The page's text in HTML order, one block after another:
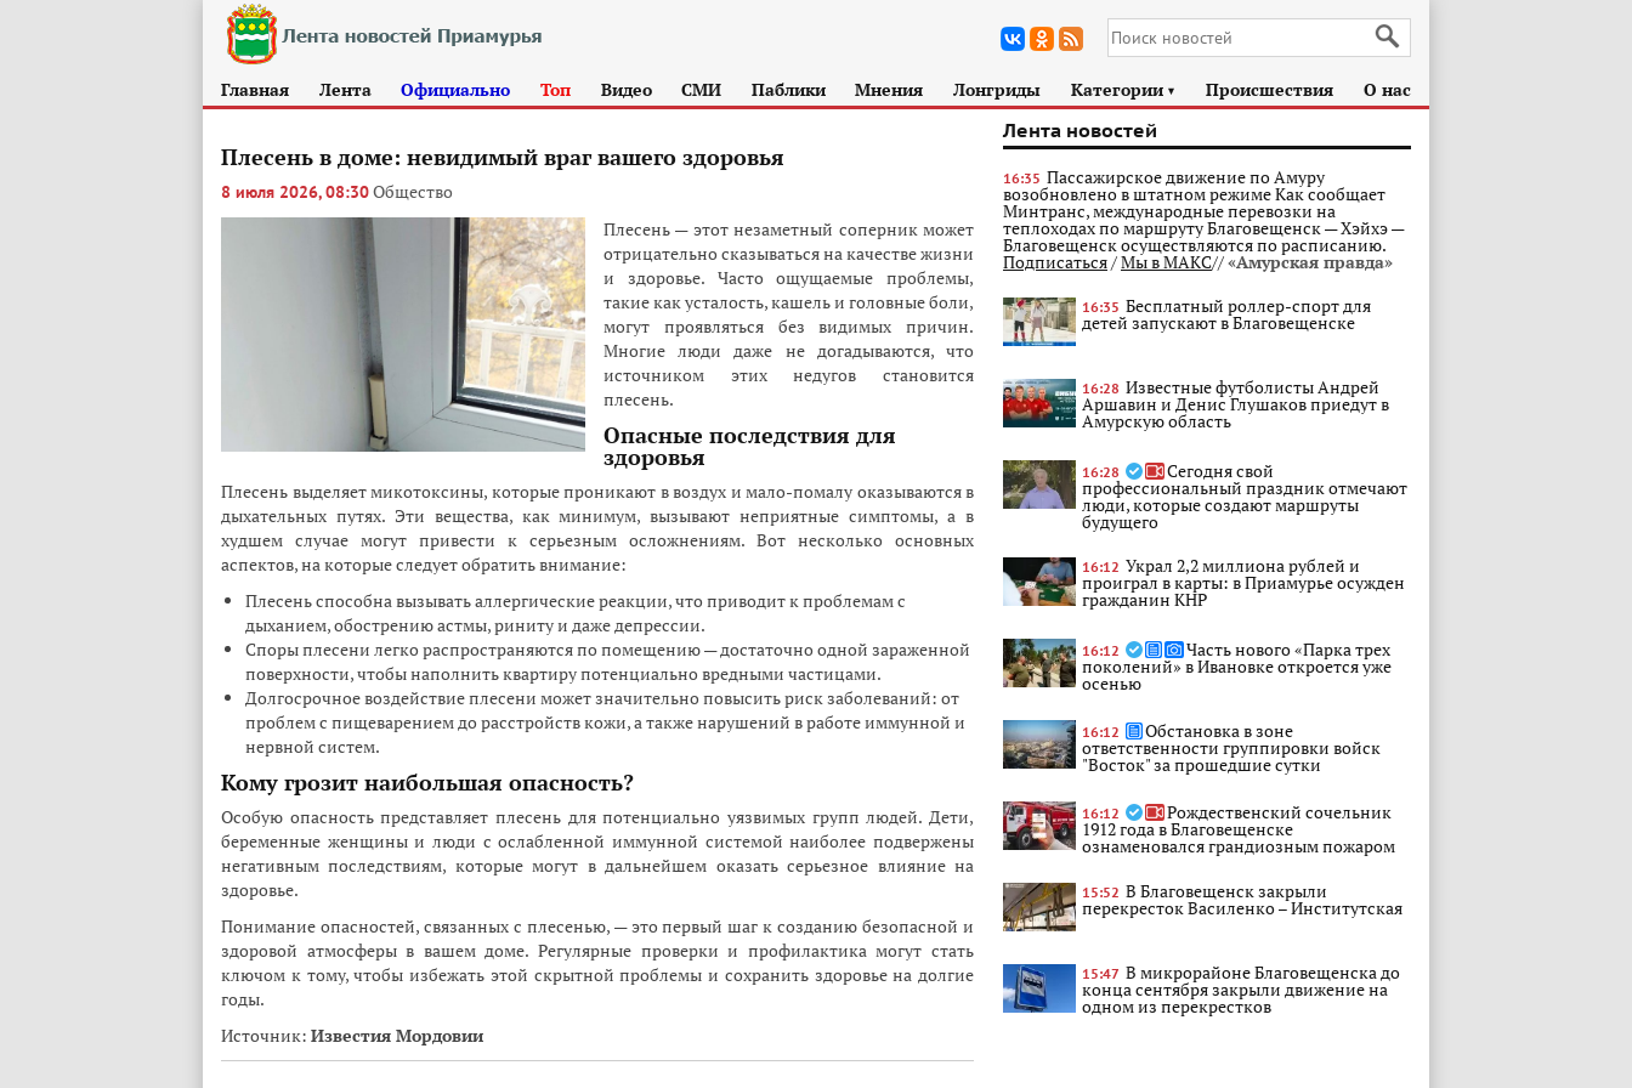
Главная Лента Официально Топ Видео СМИ Паблики Мнения Лонгриды Категории ► Происшествия О нас
Плесень в доме: невидимый враг вашего здоровья
8 июля 2026, 08:30Общество
Плесень — этот незаметный соперник может
отрицательно сказываться на качестве жизни
и здоровье. Часто ощущаемые проблемы,
такие как усталость, кашель и головные боли,
могут проявляться без видимых причин.
Многие люди даже не догадываются, что
источником этих недугов становится
плесень.
Опасные последствия для
здоровья
Плесень выделяет микотоксины, которые проникают в воздух и мало-помалу оказываются в
дыхательных путях. Эти вещества, как минимум, вызывают неприятные симптомы, а в
худшем случае могут привести к серьезным осложнениям. Вот несколько основных
аспектов, на которые следует обратить внимание:
Плесень способна вызывать аллергические реакции, что приводит к проблемам с
дыханием, обострению астмы, риниту и даже депрессии.
Споры плесени легко распространяются по помещению — достаточно одной зараженной
поверхности, чтобы наполнить квартиру потенциально вредными частицами.
Долгосрочное воздействие плесени может значительно повысить риск заболеваний: от
проблем с пищеварением до расстройств кожи, а также нарушений в работе иммунной и
нервной систем.
Кому грозит наибольшая опасность?
Особую опасность представляет плесень для потенциально уязвимых групп людей. Дети,
беременные женщины и люди с ослабленной иммунной системой наиболее подвержены
негативным последствиям, которые могут в дальнейшем оказать серьезное влияние на
здоровье.
Понимание опасностей, связанных с плесенью, — это первый шаг к созданию безопасной и
здоровой атмосферы в вашем доме. Регулярные проверки и профилактика могут стать
ключом к тому, чтобы избежать этой скрытной проблемы и сохранить здоровье на долгие
годы.
Источник: Известия Мордовии
Лента новостей
16:35 Пассажирское движение по Амуру
возобновлено в штатном режиме Как сообщает
Минтранс, международные перевозки на
теплоходах по маршруту Благовещенск — Хэйхэ —
Благовещенск осуществляются по расписанию.
Подписаться/Мы в МАКС//«Амурская правда»
16:35 Бесплатный роллер-спорт для
детей запускают в Благовещенске
16:28 Известные футболисты Андрей
Аршавин и Денис Глушаков приедут в
Амурскую область
16:28 Сегодня свой
профессиональный праздник отмечают
люди, которые создают маршруты
будущего
16:12 Украл 2,2 миллиона рублей и
проиграл в карты: в Приамурье осужден
гражданин КНР
16:12 Часть нового «Парка трех
поколений» в Ивановке откроется уже
осенью
16:12 Обстановка в зоне
ответственности группировки войск
"Восток" за прошедшие сутки
16:12 Рождественский сочельник
1912 года в Благовещенске
ознаменовался грандиозным пожаром
15:52 В Благовещенск закрыли
перекресток Василенко – Институтская
15:47 В микрорайоне Благовещенска до
конца сентября закрыли движение на
одном из перекрестков